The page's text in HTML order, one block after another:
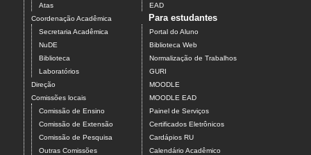
Atas
Coordenação Acadêmica
Secretaria Acadêmica
NuDE
Biblioteca
Laboratórios
Direção
Comissões locais
Comissão de Ensino
Comissão de Extensão
Comissão de Pesquisa
Outras Comissões
EAD
Para estudantes
Portal do Aluno
Biblioteca Web
Normalização de Trabalhos
GURI
MOODLE
MOODLE EAD
Painel de Serviços
Certificados Eletrônicos
Cardápios RU
Calendário Acadêmico